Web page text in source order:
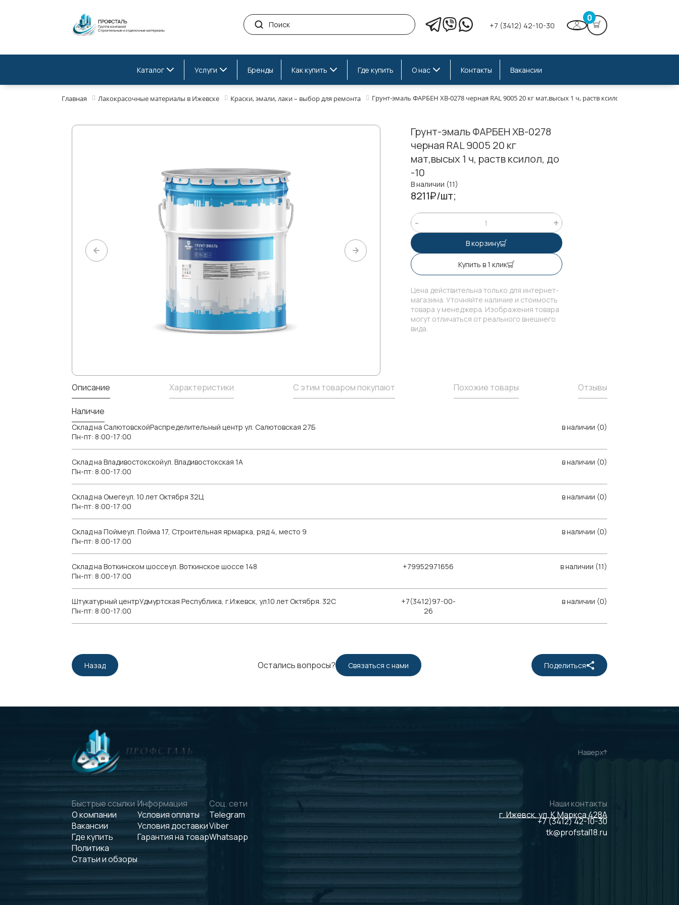
+7 (3412) 42-10-30
0
Каталог Услуги Бренды Как купить Где купить О нас Контакты Вакансии
Главная Лакокрасочные материалы в Ижевске Краски, эмали, лаки – выбор для ремонта Грунт-эмаль ФАРБЕН ХВ-0278 черная RAL 9005 20 кг мат,высых 1 ч, раств ксилол, до -10
Грунт-эмаль ФАРБЕН ХВ-0278
черная RAL 9005 20 кг
мат,высых 1 ч, раств ксилол, до
-10
В наличии (11)
8211₽/шт;
В корзину
Купить в 1 клик
Цена действительна только для интернет-
магазина. Уточняйте наличие и стоимость
товара у менеджера. Изображения товара
могут отличаться от реального внешнего
вида.
Описание Характеристики С этим товаром покупают Похожие товары Отзывы
Наличие
Склад на СалютовскойРаспределительный центр ул. Салютовская 27Б
Пн-пт: 8:00-17:00
в наличии (0)
Склад на Владивостокскойул. Владивостокская 1А
Пн-пт: 8:00-17:00
в наличии (0)
Склад на Омегеул. 10 лет Октября 32Ц
Пн-пт: 8:00-17:00
в наличии (0)
Склад на Поймеул. Пойма 17, Строительная ярмарка, ряд 4, место 9
Пн-пт: 8:00-17:00
в наличии (0)
Склад на Воткинском шоссеул. Воткинское шоссе 148
Пн-пт: 8:00-17:00
+79952971656 в наличии (11)
Штукатурный центрУдмуртская Республика, г.Ижевск, ул.10 лет Октября. 32С
Пн-пт: 8:00-17:00
+7(3412)97-00-
26
в наличии (0)
Остались вопросы? Связаться с нами
Назад Поделиться
Наверх
Быстрые ссылки
О компании
Вакансии
Где купить
Политика
Статьи и обзоры
Информация
Условия оплаты
Условия доставки
Гарантия на товар
Соц. сети
Telegram
Viber
Whatsapp
Наши контакты
г. Ижевск, ул. К.Маркса 428А
+7 (3412) 42-10-30
tk@profstal18.ru